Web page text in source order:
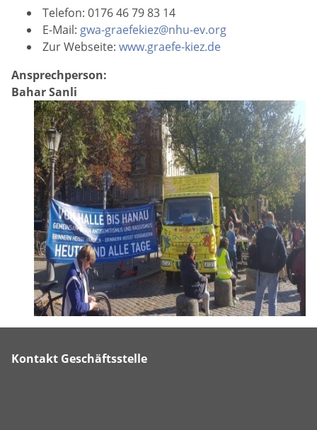
Telefon: 0176 46 79 83 14
E-Mail: gwa-graefekiez@nhu-ev.org
Zur Webseite: www.graefe-kiez.de
Ansprechperson:
Bahar Sanli
Kontakt Geschäftsstelle